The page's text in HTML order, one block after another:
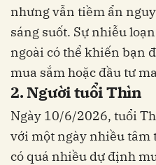
nhưng vẫn tiềm ẩn
sáng suốt. Sự nhiễu
ngoài có thể khiến bạn
mua sắm hoặc đầu tư
2. Người tuổi Thìn
Ngày 10/6/2026, tuổi
với một ngày nhiều tâm
có quá nhiều dự định